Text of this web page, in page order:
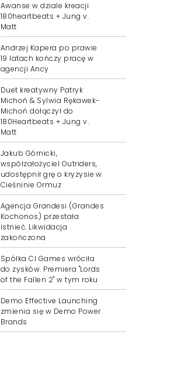
Awanse w dziale kreacji
180heartbeats + Jung v.
Matt
Andrzej Kapera po prawie
19 latach kończy pracę w
agencji Ancy
Duet kreatywny Patryk
Michoń & Sylwia Rękawek-
Michoń dołączył do
180Heartbeats + Jung v.
Matt
Jakub Górnicki,
współzałożyciel Outriders,
udostępnił grę o kryzysie w
Cieśninie Ormuz
Agencja Grandesi (Grandes
Kochonos) przestała
istnieć. Likwidacja
zakończona
Spółka CI Games wróciła
do zysków. Premiera "Lords
of the Fallen 2" w tym roku
Demo Effective Launching
zmienia się w Demo Power
Brands